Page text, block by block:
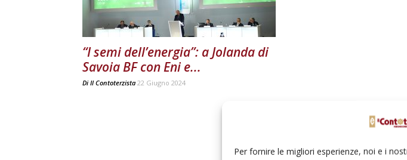
Per fornire le migliori esperienze, noi e i
“I semi dell’energia”: a Jolanda di
Savoia BF con Eni e...
Di Il Contoterzista 22 Giugno 2024